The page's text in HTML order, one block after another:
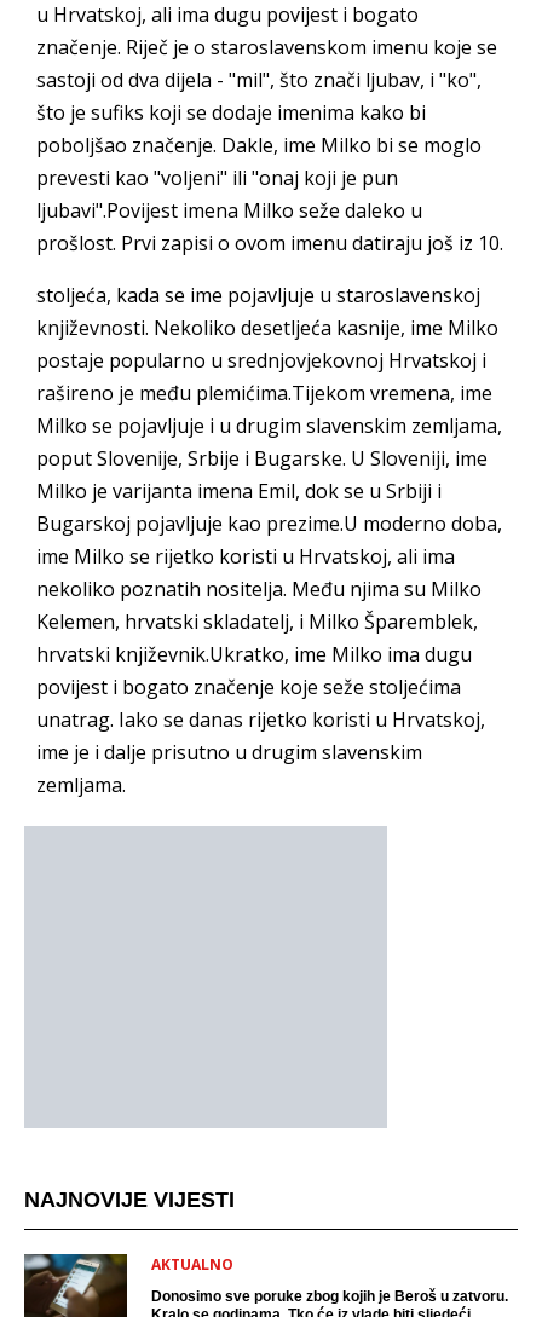
u Hrvatskoj, ali ima dugu povijest i bogato
značenje. Riječ je o staroslavenskom imenu koje se
sastoji od dva dijela - "mil", što znači ljubav, i "ko",
što je sufiks koji se dodaje imenima kako bi
poboljšao značenje. Dakle, ime Milko bi se moglo
prevesti kao "voljeni" ili "onaj koji je pun
ljubavi".Povijest imena Milko seže daleko u
prošlost. Prvi zapisi o ovom imenu datiraju još iz 10.
stoljeća, kada se ime pojavljuje u staroslavenskoj
književnosti. Nekoliko desetljeća kasnije, ime Milko
postaje popularno u srednjovjekovnoj Hrvatskoj i
rašireno je među plemićima.Tijekom vremena, ime
Milko se pojavljuje i u drugim slavenskim zemljama,
poput Slovenije, Srbije i Bugarske. U Sloveniji, ime
Milko je varijanta imena Emil, dok se u Srbiji i
Bugarskoj pojavljuje kao prezime.U moderno doba,
ime Milko se rijetko koristi u Hrvatskoj, ali ima
nekoliko poznatih nositelja. Među njima su Milko
Kelemen, hrvatski skladatelj, i Milko Šparemblek,
hrvatski književnik.Ukratko, ime Milko ima dugu
povijest i bogato značenje koje seže stoljećima
unatrag. Iako se danas rijetko koristi u Hrvatskoj,
ime je i dalje prisutno u drugim slavenskim
zemljama.
NAJNOVIJE VIJESTI
AKTUALNO
Donosimo sve poruke zbog kojih je Beroš u zatvoru.